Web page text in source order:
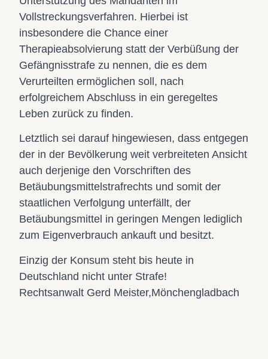
Vollstreckungsverfahren. Hierbei ist
insbesondere die Chance einer
Therapieabsolvierung statt der Verbüßung der
Gefängnisstrafe zu nennen, die es dem
Verurteilten ermöglichen soll, nach
erfolgreichem Abschluss in ein geregeltes
Leben zurück zu finden.
Letztlich sei darauf hingewiesen, dass entgegen
der in der Bevölkerung weit verbreiteten Ansicht
auch derjenige den Vorschriften des
Betäubungsmittelstrafrechts und somit der
staatlichen Verfolgung unterfällt, der
Betäubungsmittel in geringen Mengen lediglich
zum Eigenverbrauch ankauft und besitzt.
Einzig der Konsum steht bis heute in
Deutschland nicht unter Strafe!
Rechtsanwalt Gerd Meister,Mönchengladbach